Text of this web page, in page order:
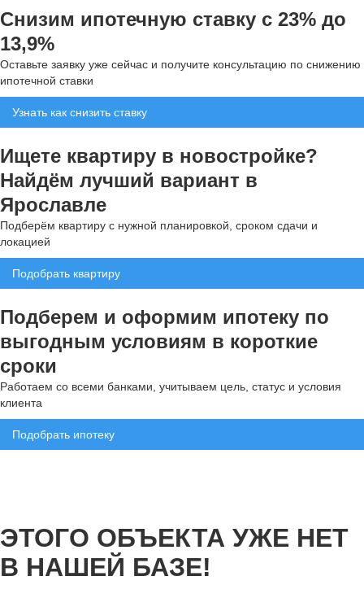
Снизим ипотечную ставку с 23% до
13,9%
Оставьте заявку уже сейчас и получите консультацию по снижению
ипотечной ставки
Узнать как снизить ставку
Ищете квартиру в новостройке?
Найдём лучший вариант в
Ярославле
Подберём квартиру с нужной планировкой, сроком сдачи и
локацией
Подобрать квартиру
Подберем и оформим ипотеку по
выгодным условиям в короткие
сроки
Работаем со всеми банками, учитываем цель, статус и условия
клиента
Подобрать ипотеку
ЭТОГО ОБЪЕКТА УЖЕ НЕТ
В НАШЕЙ БАЗЕ!